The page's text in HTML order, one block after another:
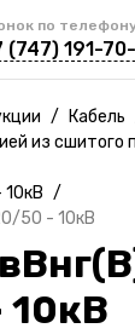
по
(747) 191-
/ Кабель
из сшитого
10кВ /
50 - 10кВ
10кВ